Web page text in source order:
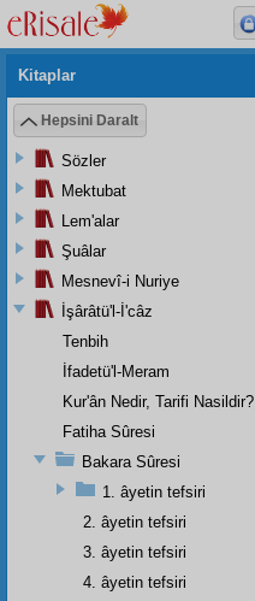
Kitaplar
Hepsini Daralt
Sözler
Mektubat
Lem'alar
Şuâlar
Mesnevî-i Nuriye
İşârâtü'l-İ'câz
Tenbih
İfadetü'l-Meram
Kur'ân Nedir, Tarifi Nasildir?
Fatiha Sûresi
Bakara Sûresi
1. âyetin tefsiri
2. âyetin tefsiri
3. âyetin tefsiri
4. âyetin tefsiri